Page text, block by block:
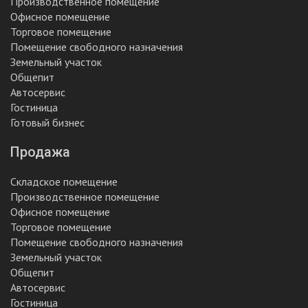
Офисное помещение
Торговое помещение
Помещение свободного назначения
Земельный участок
Общепит
Автосервис
Гостиница
Готовый бизнес
Продажа
Складское помещение
Производственное помещение
Офисное помещение
Торговое помещение
Помещение свободного назначения
Земельный участок
Общепит
Автосервис
Гостиница